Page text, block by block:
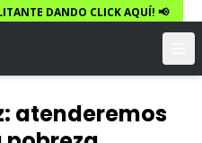
DANDO CLICK AQUÍ! 📢
atenderemos